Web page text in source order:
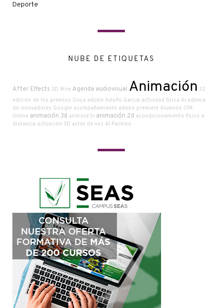
Deporte
NUBE DE ETIQUETAS
After Effects 3D Wire Agenda audiovisual Animación 32
edición de los premios Goya adobe Adolfo García actividad física Academia
de innovadores Google acompañamiento adobe premiere Alumnos CPA
Online animación 3d android tv animación 2d acondicionamiento físico a
distancia actuación 3D actor de voz Al Pachino